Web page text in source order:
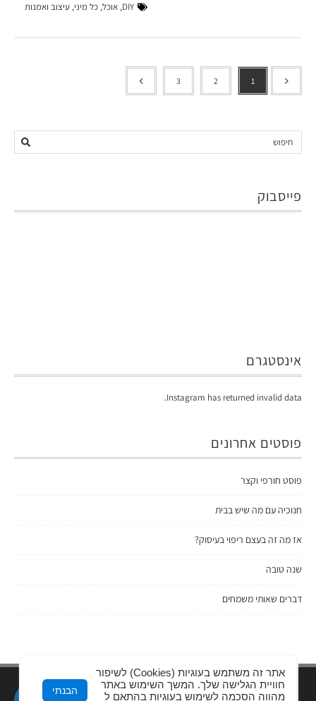
אתר זה משתמש בעוגיות (Cookies) לשיפור
חוויית הגלישה שלך. המשך השימוש באתר
מהווה הסכמה לשימוש בעוגיות בהתאם ל
הבנתי
פייסבוק
אינסטגרם
Instagram has returned invalid data.
פוסטים אחרונים
פוסט חורפי וקצר
חנוכיה עם מה שיש בבית
אז מה זה בעצם ריפוי בעיסוק?
שנה טובה
דברים שאותי משמחים
DIY
, אוכל, כל מיני, עיצוב ואמנות
1
2
3
כל הזכויות שמורות לAllisGold.co.il